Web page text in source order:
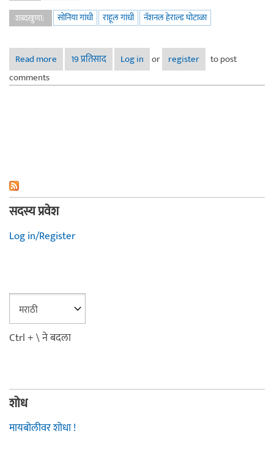
शब्दखुणा:
सोनिया गांधी राहूल गांधी नॅशनल हेराल्ड घोटाळा
Read more about नॅशनल हेराल्ड - सोगां, रागां जाणार जेलात!
19 प्रतिसाद Log in or register
to post
comments
सदस्य प्रवेश
Log in/Register
Ctrl + \ ने बदला
शोध
मायबोलीवर शोधा !